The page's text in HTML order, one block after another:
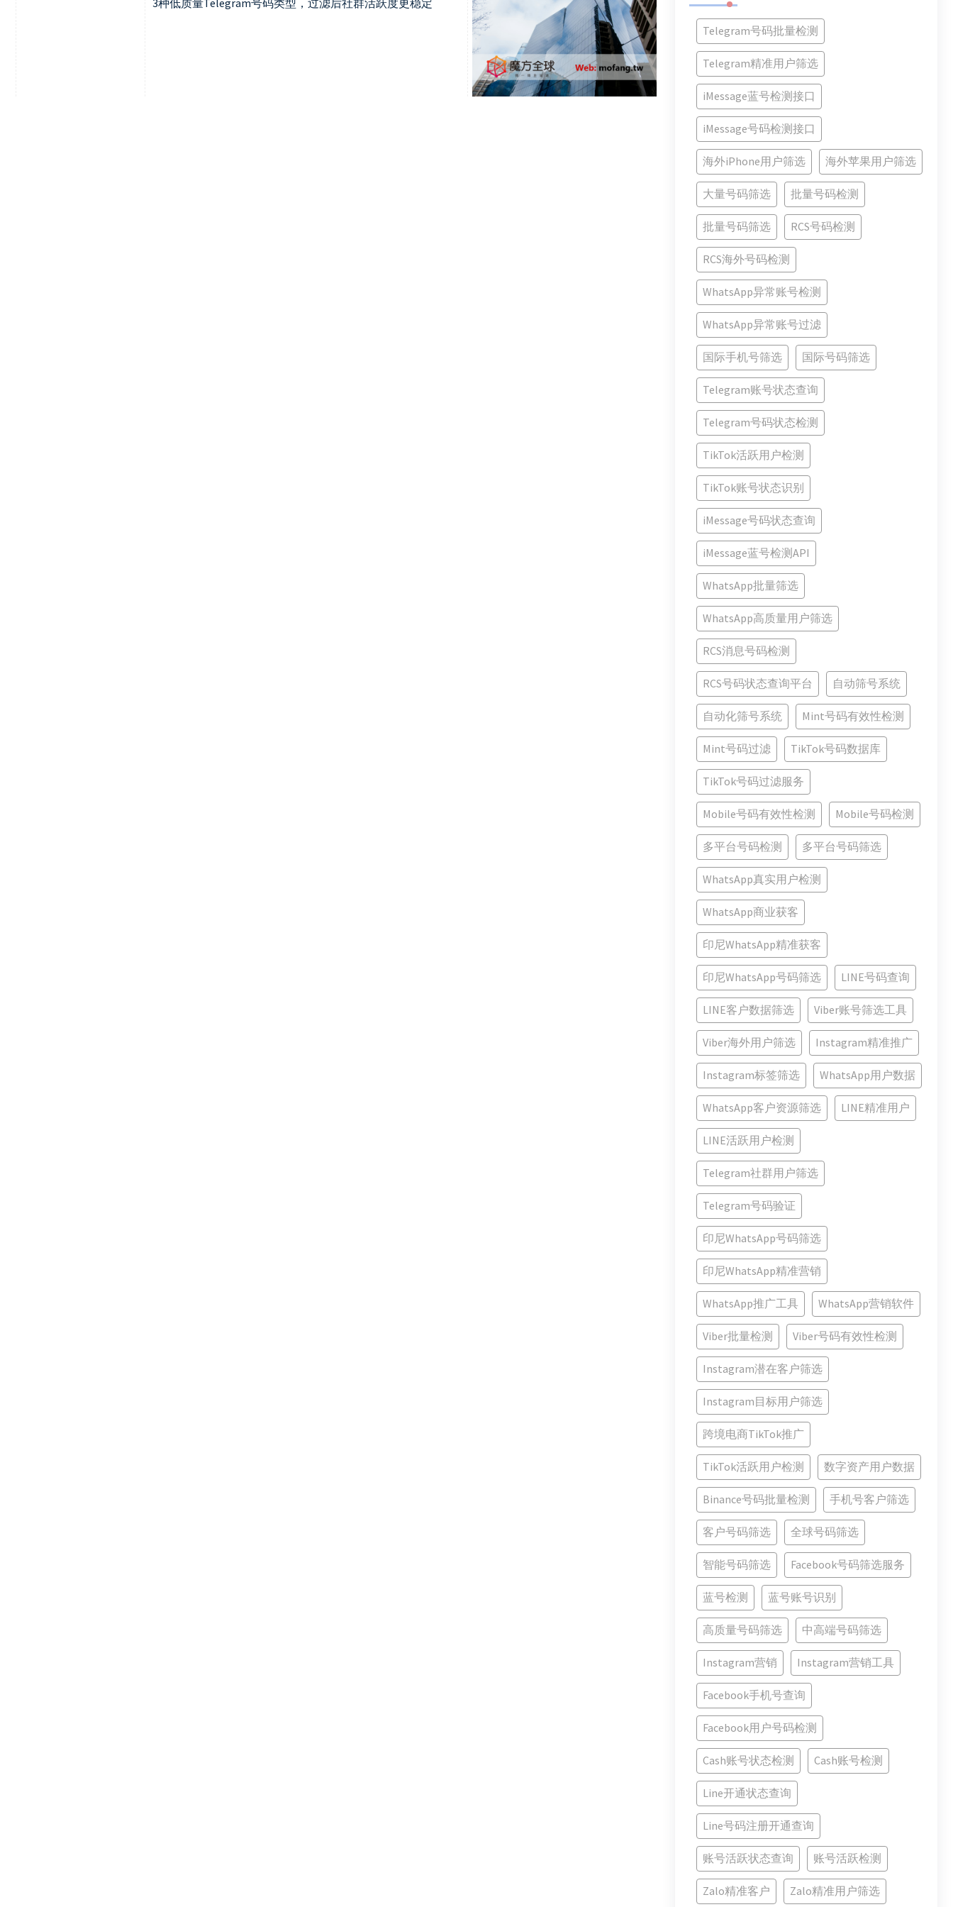
Telegram号码批量检测
Telegram精准用户筛选
iMessage蓝号检测接口
iMessage号码检测接口
海外iPhone用户筛选 海外苹果用户筛选
大量号码筛选 批量号码检测
批量号码筛选 RCS号码检测
RCS海外号码检测
WhatsApp异常账号检测
WhatsApp异常账号过滤
国际手机号筛选 国际号码筛选
Telegram账号状态查询
Telegram号码状态检测
TikTok活跃用户检测
TikTok账号状态识别
iMessage号码状态查询
iMessage蓝号检测API
WhatsApp批量筛选
WhatsApp高质量用户筛选
RCS消息号码检测
RCS号码状态查询平台 自动筛号系统
自动化筛号系统 Mint号码有效性检测
Mint号码过滤 TikTok号码数据库
TikTok号码过滤服务
Mobile号码有效性检测 Mobile号码检测
多平台号码检测 多平台号码筛选
WhatsApp真实用户检测
WhatsApp商业获客
印尼WhatsApp精准获客
印尼WhatsApp号码筛选 LINE号码查询
LINE客户数据筛选 Viber账号筛选工具
Viber海外用户筛选 Instagram精准推广
Instagram标签筛选 WhatsApp用户数据
WhatsApp客户资源筛选 LINE精准用户
LINE活跃用户检测
Telegram社群用户筛选
Telegram号码验证
印尼WhatsApp号码筛选
印尼WhatsApp精准营销
WhatsApp推广工具 WhatsApp营销软件
Viber批量检测 Viber号码有效性检测
Instagram潜在客户筛选
Instagram目标用户筛选
跨境电商TikTok推广
TikTok活跃用户检测 数字资产用户数据
Binance号码批量检测 手机号客户筛选
客户号码筛选 全球号码筛选
智能号码筛选 Facebook号码筛选服务
蓝号检测 蓝号账号识别
高质量号码筛选 中高端号码筛选
Instagram营销 Instagram营销工具
Facebook手机号查询
Facebook用户号码检测
Cash账号状态检测 Cash账号检测
Line开通状态查询
Line号码注册开通查询
账号活跃状态查询 账号活跃检测
Zalo精准客户 Zalo精准用户筛选